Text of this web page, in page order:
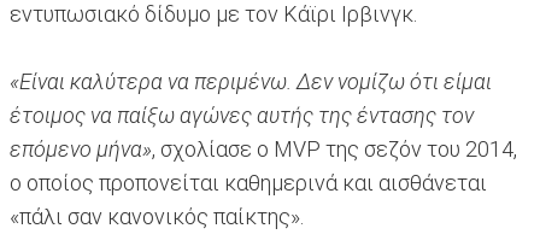
εντυπωσιακό δίδυμο με τον Κάϊρι Ιρβινγκ.
«Είναι καλύτερα να περιμένω. Δεν νομίζω ότι είμαι
έτοιμος να παίξω αγώνες αυτής της έντασης τον
επόμενο μήνα», σχολίασε ο MVP της σεζόν του 2014,
ο οποίος προπονείται καθημερινά και αισθάνεται
«πάλι σαν κανονικός παίκτης».